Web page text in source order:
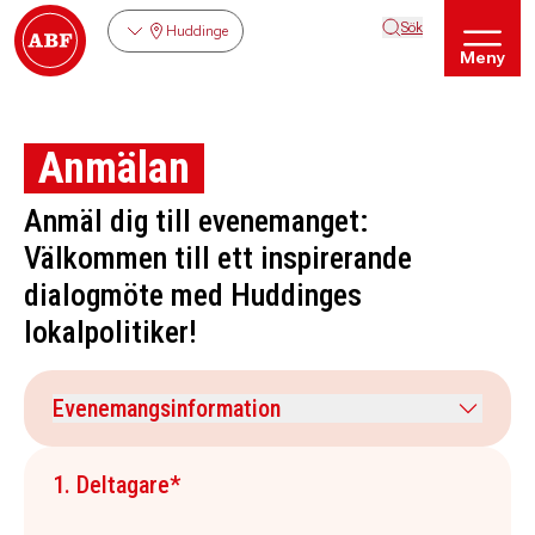
Huddinge Sök
Meny
Anmälan
Anmäl dig till evenemanget:
Välkommen till ett inspirerande
dialogmöte med Huddinges
lokalpolitiker!
Evenemangsinformation
Evenemangsdatum
27 augusti 2026
1. Deltagare*